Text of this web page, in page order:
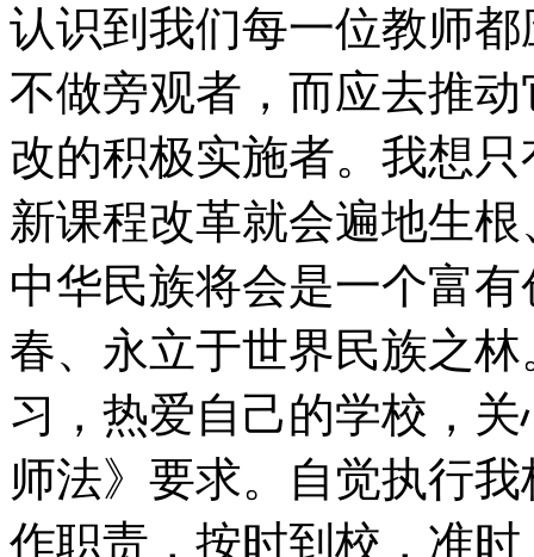
认识到我们每一位教师
不做旁观者，而应去推
改的积极实施者。我想
新课程改革就会遍地生
中华民族将会是一个富
春、永立于世界民族之
习，热爱自己的学校，
师法》要求。自觉执行
作职责，按时到校，准